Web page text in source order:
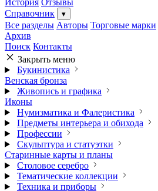
История Отзывы
Справочник
▾
Все разделы Авторы Торговые марки
Архив
Поиск Контакты
Закрыть меню
Букинистика
Венская бронза
Живопись и графика
Иконы
Нумизматика и Фалеристика
Предметы интерьера и обихода
Профессии
Скульптура и статуэтки
Старинные карты и планы
Столовое серебро
Тематические коллекции
Техника и приборы